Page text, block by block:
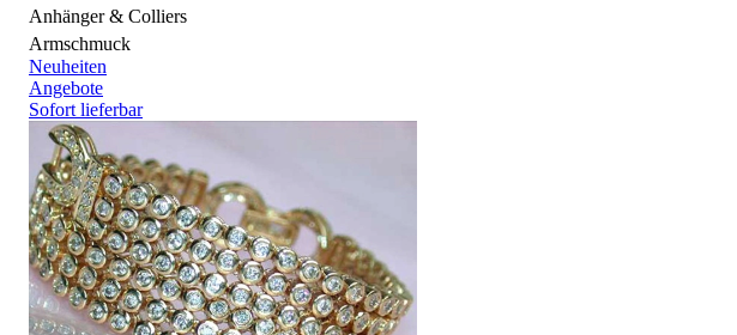
Anhänger & Colliers
Armschmuck
Neuheiten
Angebote
Sofort lieferbar